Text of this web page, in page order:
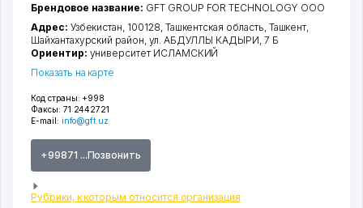
Код страны: +998
Факсы: 71 2442721
E-mail: info@gft.uz
+99871 ...Позвонить
Рубрики, к которым относится организация
Брендовое название: GFT GROUP FOR TECHNOLOGY ООО
Адрес: Узбекистан, 100128, Ташкентская область Ташкент
Шайхантахурский район ул. АБДУЛЛЫ КАДЫРИ , 7 Б
Ориентир: университет ИСЛАМСКИЙ
Показать на карте